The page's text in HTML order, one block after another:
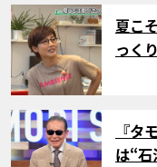
サムネイ
夏こ
っく
サムネイ
『タ
は“